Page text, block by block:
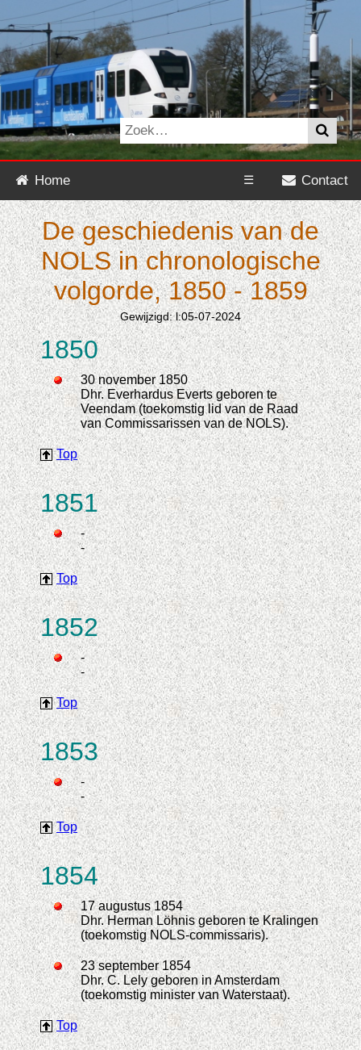
Home Contact
☰
De geschiedenis van de
NOLS in chronologische
volgorde, 1850 - 1859
Gewijzigd: l:05-07-2024
1850
30 november 1850
Dhr. Everhardus Everts geboren te
Veendam (toekomstig lid van de Raad
van Commissarissen van de NOLS).
Top
1851
-
-
Top
1852
-
-
Top
1853
-
-
Top
1854
17 augustus 1854
Dhr. Herman Löhnis geboren te Kralingen
(toekomstig NOLS-commissaris).
23 september 1854
Dhr. C. Lely geboren in Amsterdam
(toekomstig minister van Waterstaat).
Top